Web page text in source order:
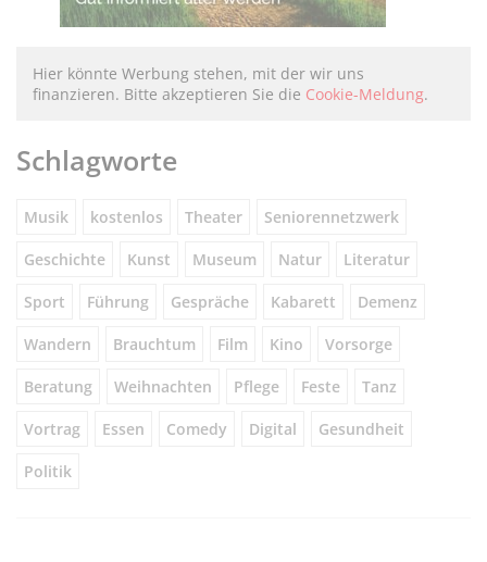
Hier könnte Werbung stehen, mit der wir uns
finanzieren. Bitte akzeptieren Sie die Cookie-Meldung.
Schlagworte
Musik kostenlos Theater Seniorennetzwerk
Geschichte Kunst Museum Natur Literatur
Sport Führung Gespräche Kabarett Demenz
Wandern Brauchtum Film Kino Vorsorge
Beratung Weihnachten Pflege Feste Tanz
Vortrag Essen Comedy Digital Gesundheit
Politik